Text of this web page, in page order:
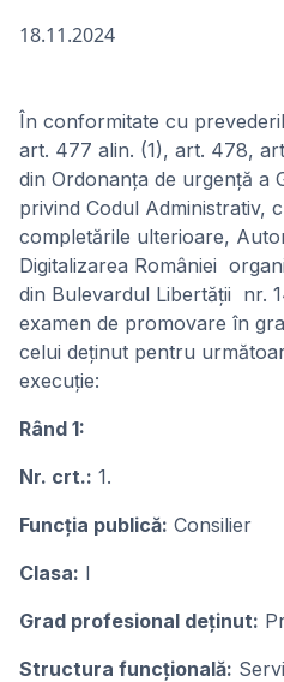
18.11.2024
În conformitate cu
art. 477 alin. (1), art. 478,
din Ordonanța de urgență a
privind Codul Administrativ,
completările ulterioare,
Digitalizarea României
din Bulevardul Libertății nr.
examen de promovare în
celui deținut pentru
execuție:
Rând 1:
Nr. crt.: 1.
Funcția publică: Consilier
Clasa: I
Grad profesional deținut:
Structura funcțională: